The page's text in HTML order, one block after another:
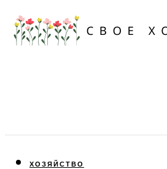
ХОЗЯЙСТВО